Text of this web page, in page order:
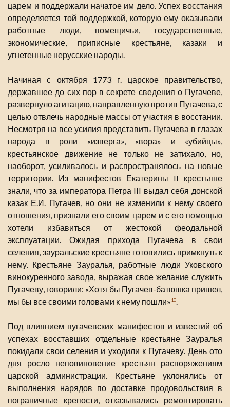
царем и поддержали начатое им дело. Успех восстания
определяется той поддержкой, которую ему оказывали
работные люди, помещичьи, государственные,
экономические, приписные крестьяне, казаки и
угнетенные нерусские народы.
Начиная с октября 1773 г. царское правительство,
державшее до сих пор в секрете сведения о Пугачеве,
развернуло агитацию, направленную против Пугачева, с
целью отвлечь народные массы от участия в восстании.
Несмотря на все усилия представить Пугачева в глазах
народа в роли «изверга», «вора» и «убийцы»,
крестьянское движение не только не затихало, но,
наоборот, усиливалось и распространялось на новые
территории. Из манифестов Екатерины II крестьяне
знали, что за императора Петра III выдал себя донской
казак Е.И. Пугачев, но они не изменили к нему своего
отношения, признали его своим царем и с его помощью
хотели избавиться от жестокой феодальной
эксплуатации. Ожидая прихода Пугачева в свои
селения, зауральские крестьяне готовились примкнуть к
нему. Крестьяне Зауралья, работные люди Уковского
винокуренного завода, выражая свое желание служить
Пугачеву, говорили: «Хотя бы Пугачев-батюшка пришел,
мы бы все своими головами к нему пошли»10.
Под влиянием пугачевских манифестов и известий об
успехах восставших отдельные крестьяне Зауралья
покидали свои селения и уходили к Пугачеву. День ото
дня росло неповиновение крестьян распоряжениям
царской администрации. Крестьяне уклонялись от
выполнения нарядов по доставке продовольствия в
пограничные крепости, отказывались ремонтировать